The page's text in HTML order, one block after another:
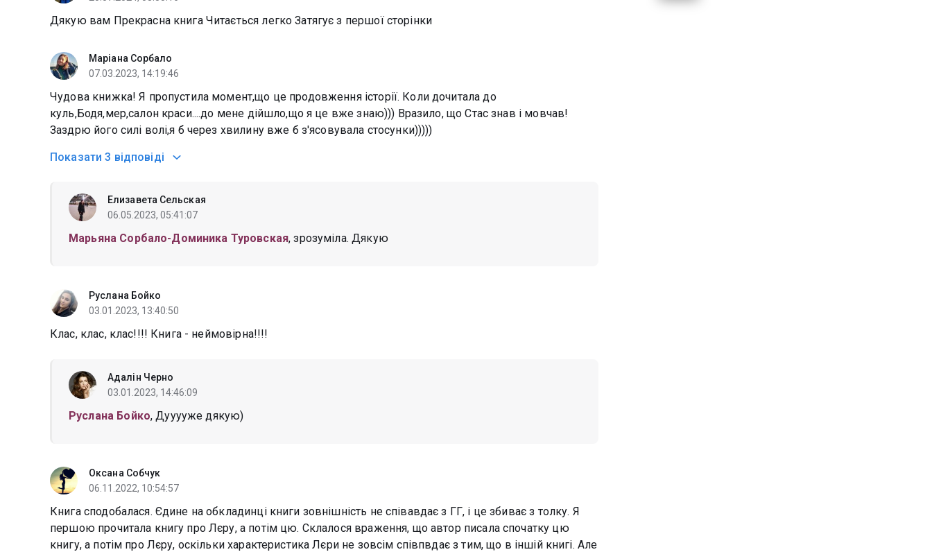
Дякую вам Прекрасна книга Читається легко Затягує з першої сторінки
Маріана Сорбало
07.03.2023, 14:19:46
Чудова книжка! Я пропустила момент,що це продовження історії. Коли дочитала до
куль,Бодя,мер,салон краси....до мене дійшло,що я це вже знаю))) Вразило, що Стас знав і мовчав!
Заздрю його силі волі,я б через хвилину вже б з'ясовувала стосунки)))))
Показати 3 відповіді
Елизавета Сельская
06.05.2023, 05:41:07
Марьяна Сорбало-Доминика Туровская, зрозуміла. Дякую
Руслана Бойко
03.01.2023, 13:40:50
Клас, клас, клас!!!! Книга - неймовірна!!!!
Адалін Черно
03.01.2023, 14:46:09
Руслана Бойко, Дууууже дякую)
Оксана Собчук
06.11.2022, 10:54:57
Книга сподобалася. Єдине на обкладинці книги зовнішність не співавдає з ГГ, і це збиває з толку. Я
першою прочитала книгу про Лєру, а потім цю. Склалося враження, що автор писала спочатку цю
книгу, а потім про Лєру, оскільки характеристика Лєри не зовсім співпвдає з тим, що в іншій книгі. Але